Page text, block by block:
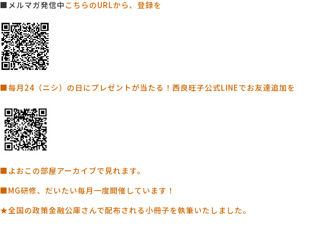
■メルマガ発信中こちらのURLから、登録を
■毎月24（ニシ）の日にプレゼントが当たる！西良旺子公式LINEでお友達追加を
■よおこの部屋アーカイブで見れます。
■MG研修、だいたい毎月一度開催しています！
★全国の政策金融公庫さんで配布される小冊子を執筆いたしました。